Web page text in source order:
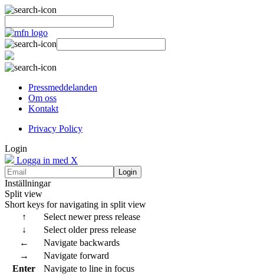
Pressmeddelanden
Om oss
Kontakt
Privacy Policy
Login
Logga in med X
Login
Inställningar
Split view
Short keys for navigating in split view
↑
Select newer press release
↓
Select older press release
←
Navigate backwards
→
Navigate forward
Enter
Navigate to line in focus